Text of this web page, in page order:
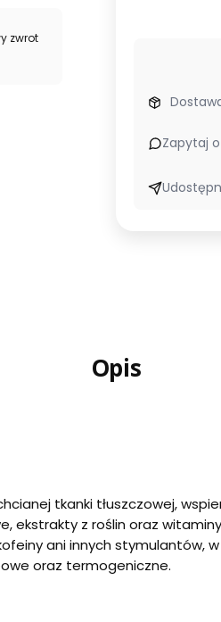
zwrot
Zapytaj
Opis
tkanki tłuszczowej,
ekstrakty z roślin oraz
ani innych stymulantów,
oraz termogeniczne.